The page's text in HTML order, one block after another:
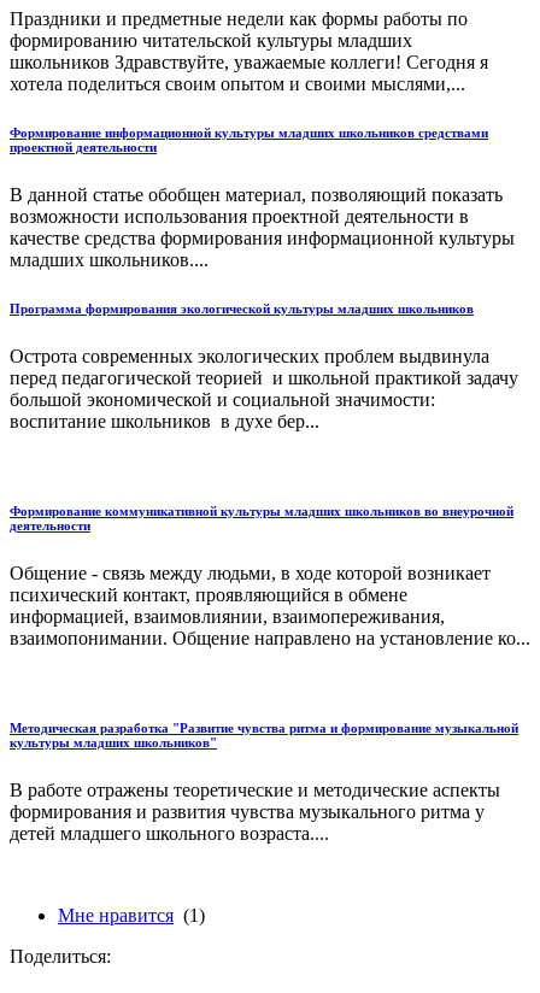
Праздники и предметные недели как формы работы по
формированию читательской культуры младших
школьников Здравствуйте, уважаемые коллеги! Сегодня я
хотела поделиться своим опытом и своими мыслями,...
Формирование информационной культуры младших школьников средствами
проектной деятельности
В данной статье обобщен материал, позволяющий показать
возможности использования проектной деятельности в
качестве средства формирования информационной культуры
младших школьников....
Программа формирования экологической культуры младших школьников
Острота современных экологических проблем выдвинула
перед педагогической теорией и школьной практикой задачу
большой экономической и социальной значимости:
воспитание школьников в духе бер...
Формирование коммуникативной культуры младших школьников во внеурочной
деятельности
Общение - связь между людьми, в ходе которой возникает
психический контакт, проявляющийся в обмене
информацией, взаимовлиянии, взаимопереживания,
взаимопонимании. Общение направлено на установление ко...
Методическая разработка "Развитие чувства ритма и формирование музыкальной
культуры младших школьников"
В работе отражены теоретические и методические аспекты
формирования и развития чувства музыкального ритма у
детей младшего школьного возраста....
Мне нравится (1)
Поделиться: